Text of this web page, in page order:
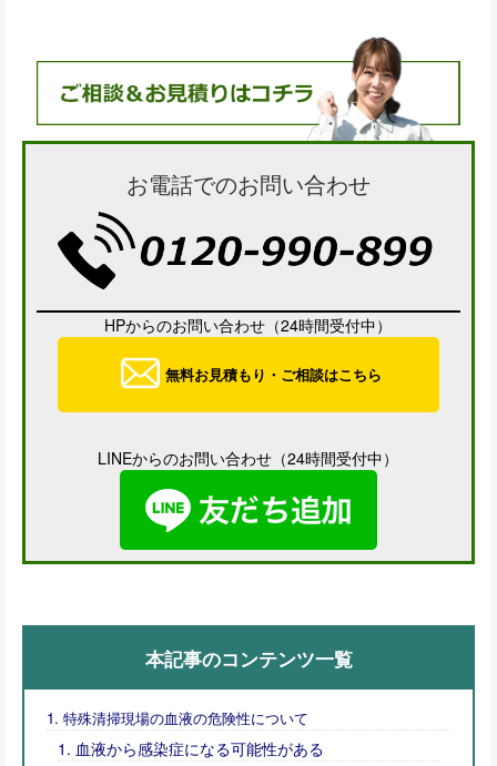
お電話でのお問い合わせ
HPからのお問い合わせ（24時間受付中）
無料お見積もり・ご相談はこちら
LINEからのお問い合わせ（24時間受付中）
本記事のコンテンツ一覧
特殊清掃現場の血液の危険性について
血液から感染症になる可能性がある